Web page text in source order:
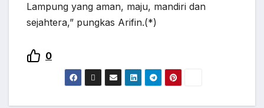
Lampung yang aman, maju, mandiri dan
sejahtera,” pungkas Arifin.(*)
0